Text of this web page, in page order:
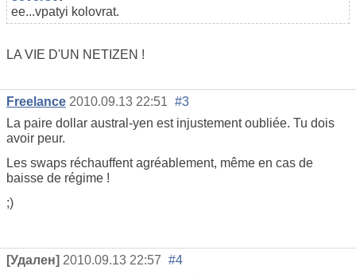
ee...vpatyi kolovrat.
LA VIE D'UN NETIZEN !
Freelance 2010.09.13 22:51 #3
La paire dollar austral-yen est injustement oubliée. Tu dois
avoir peur.
Les swaps réchauffent agréablement, même en cas de
baisse de régime !
;)
[Удален] 2010.09.13 22:57 #4